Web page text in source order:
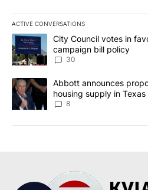
ACTIVE CONVERSATIONS
The following is a list of the most
A trending article titled "City
City Council votes in
campaign bill policy
30
A trending article titled "Abbott
Abbott announces
housing supply in
8